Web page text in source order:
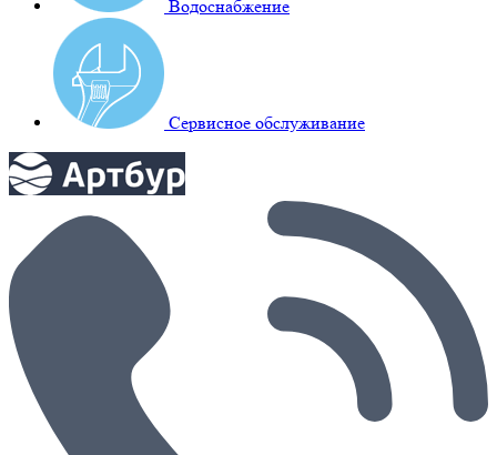
Водоснабжение
Сервисное обслуживание